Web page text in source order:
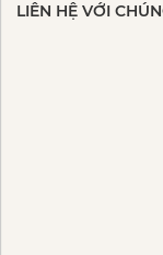
LIÊN HỆ VỚI